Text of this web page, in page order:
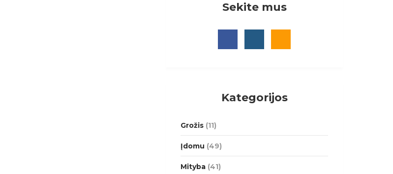
Sekite mus
Kategorijos
Grožis (11)
Įdomu (49)
Mityba (41)